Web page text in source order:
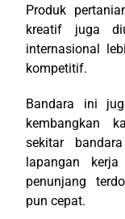
Produk
kreatif juga
internasional
kompetitif.
Bandara ini
kembangkan
sekitar
lapangan
penunjang
pun cepat.